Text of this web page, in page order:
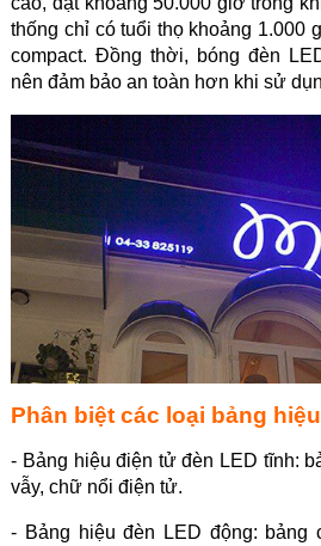
thống chỉ có tuổi thọ khoảng 1.000
compact. Đồng thời, bóng đèn
nên đảm bảo an toàn hơn khi sử
Phân biệt các loại bảng
- Bảng hiệu điện tử đèn LED tĩnh:
vẫy, chữ nổi điện tử.
- Bảng hiệu đèn LED động: bảng